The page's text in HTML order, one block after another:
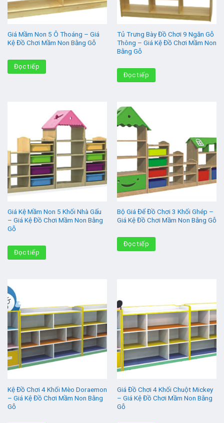
Giá Mầm Non 5 Ô Thoáng – Giá
Kệ Đồ Chơi Mầm Non Bằng Gỗ
Đọc tiếp
Tủ Trưng Bày Đồ Chơi 9 Ngăn Gỗ
Thông – Giá Kệ Đồ Chơi Mầm Non
Bằng Gỗ
Đọc tiếp
Giá Kệ Mầm Non 5 Khối Nhà Gấu
– Giá Kệ Đồ Chơi Mầm Non Bằng
Gỗ
Đọc tiếp
Bộ Giá Để Đồ Chơi 3 Khối Ghép –
Giá Kệ Đồ Chơi Mầm Non Bằng Gỗ
Đọc tiếp
Kệ Đồ Chơi 4 Khối Mèo Doraemon
– Giá Kệ Đồ Chơi Mầm Non Bằng
Gỗ
Giá Đồ Chơi 4 Khối Chuột Mickey
– Giá Kệ Đồ Chơi Mầm Non Bằng
Gỗ